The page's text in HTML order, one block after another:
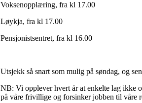
Voksenopplæring, fra kl 17.00
Løykja, fra kl 17.00
Pensjonistsentret, fra kl 16.00
Utsjekk så snart som mulig på søndag, og
NB: Vi opplever hvert år at enkelte lag ikke
på våre frivillige og forsinker jobben til våre